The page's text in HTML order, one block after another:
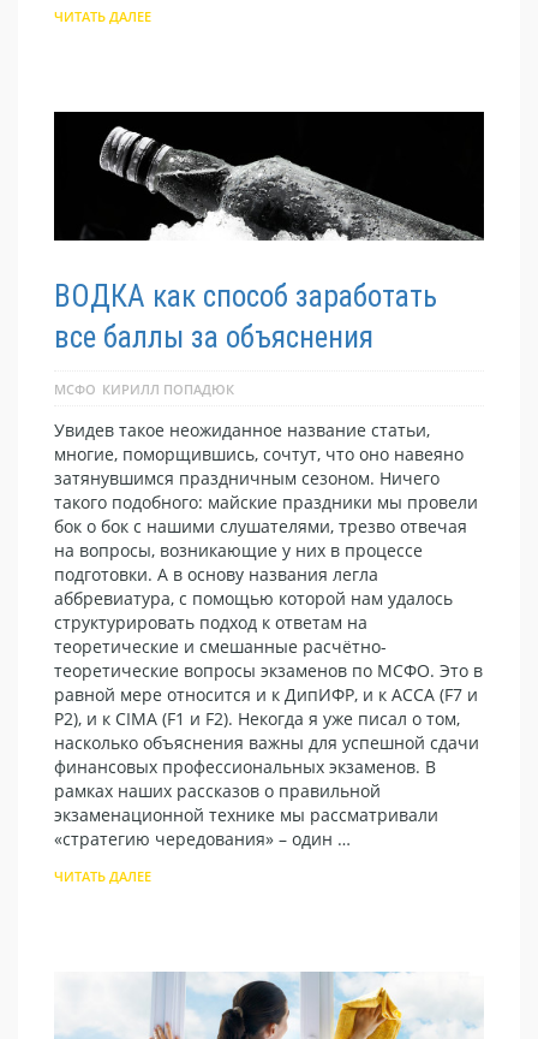
ЧИТАТЬ ДАЛЕЕ
ВОДКА как способ заработать
все баллы за объяснения
МСФО КИРИЛЛ ПОПАДЮК
Увидев такое неожиданное название статьи,
многие, поморщившись, сочтут, что оно навеяно
затянувшимся праздничным сезоном. Ничего
такого подобного: майские праздники мы провели
бок о бок с нашими слушателями, трезво отвечая
на вопросы, возникающие у них в процессе
подготовки. А в основу названия легла
аббревиатура, с помощью которой нам удалось
структурировать подход к ответам на
теоретические и смешанные расчётно-
теоретические вопросы экзаменов по МСФО. Это в
равной мере относится и к ДипИФР, и к ACCA (F7 и
P2), и к CIMA (F1 и F2). Некогда я уже писал о том,
насколько объяснения важны для успешной сдачи
финансовых профессиональных экзаменов. В
рамках наших рассказов о правильной
экзаменационной технике мы рассматривали
«стратегию чередования» – один …
ЧИТАТЬ ДАЛЕЕ